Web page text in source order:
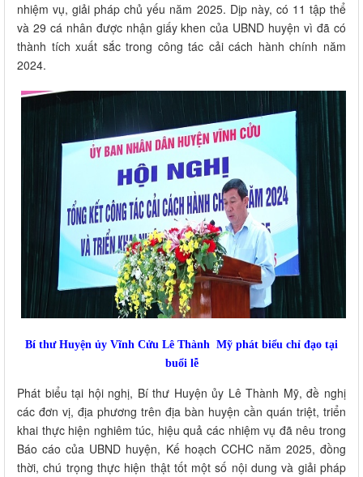
nhiệm vụ, giải pháp chủ yếu năm 2025. Dịp này, có 11 tập thể
và 29 cá nhân được nhận giấy khen của UBND huyện vì đã có
thành tích xuất sắc trong công tác cải cách hành chính năm
2024.
Bí thư Huyện ủy Vĩnh Cửu Lê Thành Mỹ phát biểu chỉ đạo tại
buổi lễ
Phát biểu tại hội nghị, Bí thư Huyện ủy Lê Thành Mỹ, đề nghị
các đơn vị, địa phương trên địa bàn huyện cần quán triệt, triển
khai thực hiện nghiêm túc, hiệu quả các nhiệm vụ đã nêu trong
Báo cáo của UBND huyện, Kế hoạch CCHC năm 2025, đồng
thời, chú trọng thực hiện thật tốt một số nội dung và giải pháp